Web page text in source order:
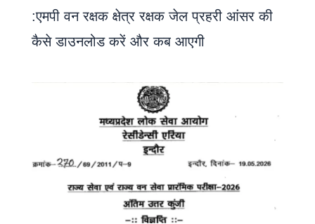
:एमपी वन रक्षक क्षेत्र रक्षक जेल प्रहरी आंसर की
कैसे डाउनलोड करें और कब आएगी